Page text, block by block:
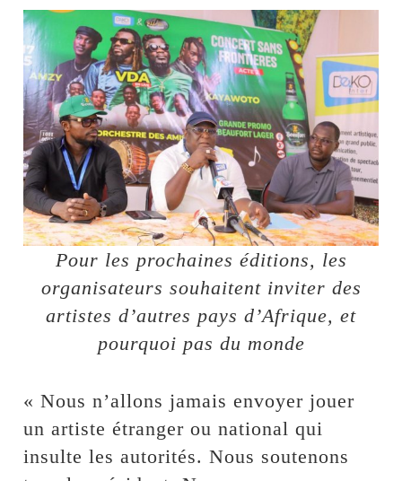
Pour les prochaines éditions, les
organisateurs souhaitent inviter des
artistes d’autres pays d’Afrique, et
pourquoi pas du monde
« Nous n’allons jamais envoyer jouer
un artiste étranger ou national qui
insulte les autorités. Nous soutenons